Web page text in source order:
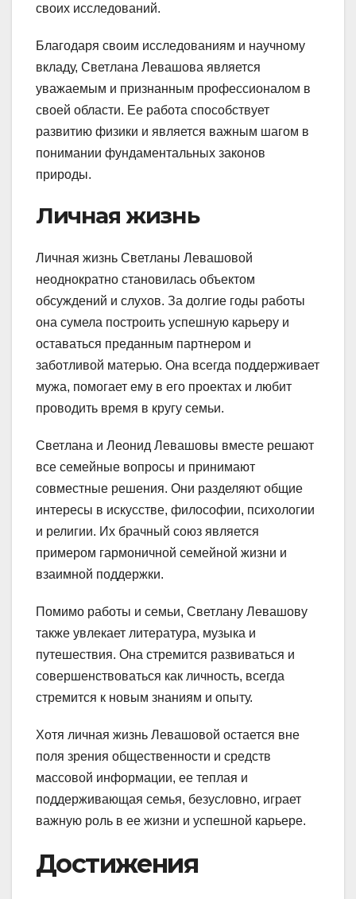
своих исследований.
Благодаря своим исследованиям и научному
вкладу, Светлана Левашова является
уважаемым и признанным профессионалом в
своей области. Ее работа способствует
развитию физики и является важным шагом в
понимании фундаментальных законов
природы.
Личная жизнь
Личная жизнь Светланы Левашовой
неоднократно становилась объектом
обсуждений и слухов. За долгие годы работы
она сумела построить успешную карьеру и
оставаться преданным партнером и
заботливой матерью. Она всегда поддерживает
мужа, помогает ему в его проектах и любит
проводить время в кругу семьи.
Светлана и Леонид Левашовы вместе решают
все семейные вопросы и принимают
совместные решения. Они разделяют общие
интересы в искусстве, философии, психологии
и религии. Их брачный союз является
примером гармоничной семейной жизни и
взаимной поддержки.
Помимо работы и семьи, Светлану Левашову
также увлекает литература, музыка и
путешествия. Она стремится развиваться и
совершенствоваться как личность, всегда
стремится к новым знаниям и опыту.
Хотя личная жизнь Левашовой остается вне
поля зрения общественности и средств
массовой информации, ее теплая и
поддерживающая семья, безусловно, играет
важную роль в ее жизни и успешной карьере.
Достижения